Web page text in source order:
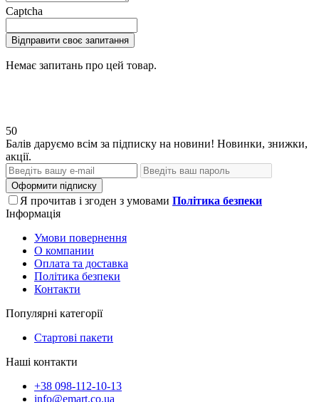
Captcha
Відправити своє запитання
Немає запитань про цей товар.
50
Балів даруємо всім за підписку на новини! Новинки, знижки,
акції.
Оформити підписку
Я прочитав і згоден з умовами Політика безпеки
Інформація
Умови повернення
О компании
Оплата та доставка
Політика безпеки
Контакти
Популярні категорії
Стартові пакети
Наші контакти
+38 098-112-10-13
info@emart.co.ua